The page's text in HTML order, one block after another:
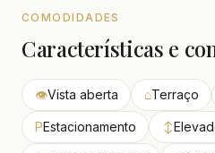
COMODIDADES
Características e
👁Vista aberta ⌂Terraço
PEstacionamento ↕